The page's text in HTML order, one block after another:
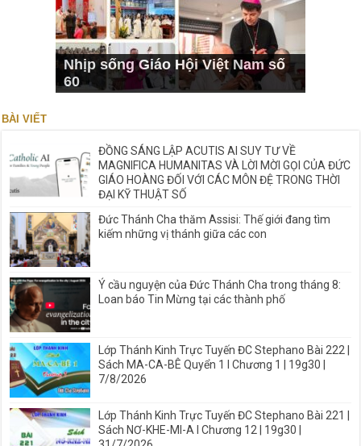
Nhịp sống Giáo Hội Việt Nam số
60
BÀI VIẾT
ĐỒNG SÁNG LẬP ACUTIS AI SUY TƯ VỀ
MAGNIFICA HUMANITAS VÀ LỜI MỜI GỌI CỦA ĐỨC
GIÁO HOÀNG ĐỐI VỚI CÁC MÔN ĐỆ TRONG THỜI
ĐẠI KỸ THUẬT SỐ
Đức Thánh Cha thăm Assisi: Thế giới đang tìm
kiếm những vị thánh giữa các con
Ý cầu nguyện của Đức Thánh Cha trong tháng 8:
Loan báo Tin Mừng tại các thành phố
Lớp Thánh Kinh Trực Tuyến ĐC Stephano Bài 222 |
Sách MA-CA-BÊ Quyển 1 I Chương 1 | 19g30 |
7/8/2026
Lớp Thánh Kinh Trực Tuyến ĐC Stephano Bài 221 |
Sách NƠ-KHE-MI-A I Chương 12 | 19g30 |